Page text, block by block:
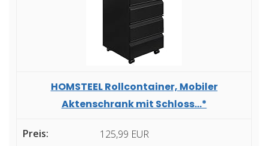
HOMSTEEL Rollcontainer, Mobiler
Aktenschrank mit Schloss...*
125,99 EUR